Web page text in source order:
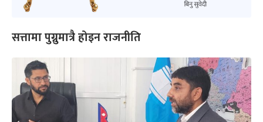
सत्तामा पुग्नुमात्रै होइन राजनीति